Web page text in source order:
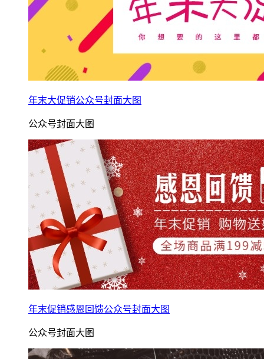
年末大促销公众号封面大图
公众号封面大图
年末促销感恩回馈公众号封面大图
公众号封面大图